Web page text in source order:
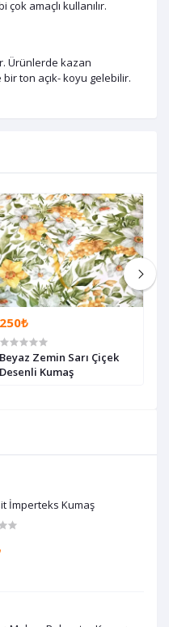
İmperteks Kumaş
amaçlı kullanılır.
Ürünlerde kazan
ton açık- koyu gelebilir.
250₺
Beyaz Zemin Sarı Çiçek
Desenli Kumaş